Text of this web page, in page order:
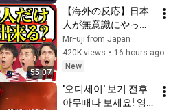
55:07
【海外の反応】日本
人が無意識にやって
いること、外国人に
は全部超能力でした
MrFuji from Japan
420K views • 16 hours ago
New
'오디세이' 보기 전후
아무때나 보세요! 영